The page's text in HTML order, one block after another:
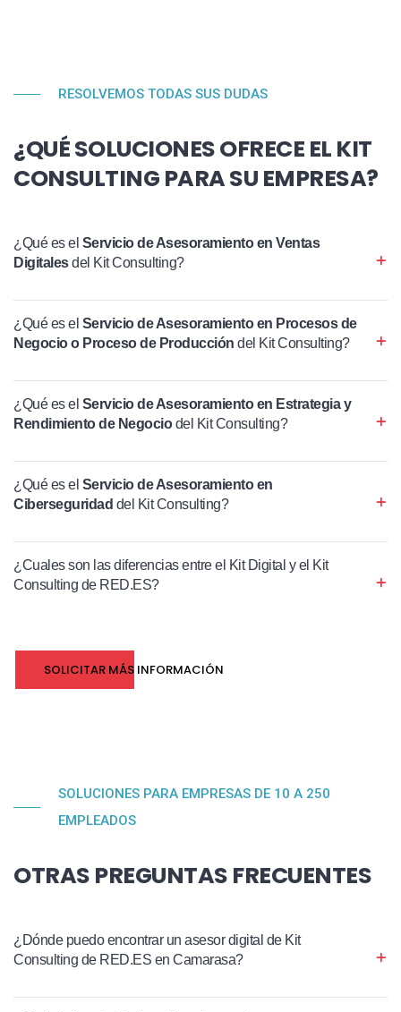
RESOLVEMOS TODAS SUS DUDAS
¿QUÉ SOLUCIONES OFRECE EL KIT
CONSULTING PARA SU EMPRESA?
¿Qué es el Servicio de Asesoramiento en Ventas
Digitalesdel Kit Consulting?
¿Qué es el Servicio de Asesoramiento en Procesos de
Negocio o Proceso de Producción del Kit Consulting?
¿Qué es el Servicio de Asesoramiento en Estrategia y
Rendimiento de Negociodel Kit Consulting?
¿Qué es el Servicio de Asesoramiento en
Ciberseguridad del Kit Consulting?
¿Cuales son las diferencias entre el Kit Digital y el Kit
Consulting de RED.ES?
SOLICITAR MÁS INFORMACIÓN
SOLUCIONES PARA EMPRESAS DE 10 A 250
EMPLEADOS
OTRAS PREGUNTAS FRECUENTES
¿Dónde puedo encontrar un asesor digital de Kit
Consulting de RED.ES en Camarasa?